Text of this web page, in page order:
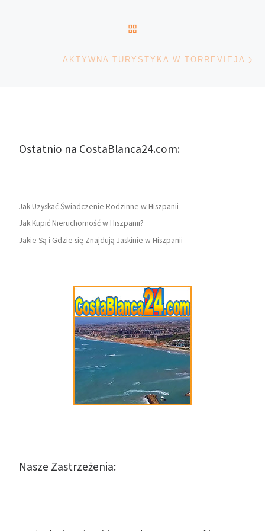
AKTYWNA TURYSTYKA W TORREVIEJA
Ostatnio na CostaBlanca24.com:
Jak Uzyskać Świadczenie Rodzinne w Hiszpanii
Jak Kupić Nieruchomość w Hiszpanii?
Jakie Są i Gdzie się Znajdują Jaskinie w Hiszpanii
Nasze Zastrzeżenia: